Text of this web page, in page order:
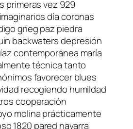
primeras vez 929
día coronas
grieg paz piedra
backwaters depresión
contemporánea maría
técnica tanto
favorecer blues
recogiendo humildad
cooperación
molina prácticamente
1820 pared navarra